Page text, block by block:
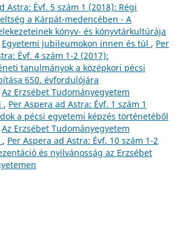
Astra: Évf. 5 szám 1 (2018): Régi
a Kárpát-medencében - A
könyv- és könyvtárkultúrája
Egyetemi jubileumokon innen és túl , Per
Évf. 4 szám 1-2 (2017):
tanulmányok a középkori pécsi
650. évfordulójára
Az Erzsébet Tudományegyetem
, Per Aspera ad Astra: Évf. 1 szám 1
a pécsi egyetemi képzés történetéből
Az Erzsébet Tudományegyetem
, Per Aspera ad Astra: Évf. 10 szám 1-2
és nyilvánosság az Erzsébet